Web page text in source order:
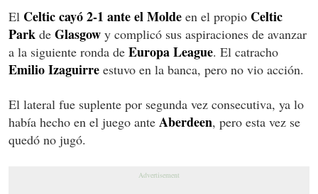
El Celtic cayó 2-1 ante el Molde en el propio Celtic
Park de Glasgow y complicó sus aspiraciones de avanzar
a la siguiente ronda de Europa League. El catracho
Emilio Izaguirre estuvo en la banca, pero no vio acción.
El lateral fue suplente por segunda vez consecutiva, ya lo
había hecho en el juego ante Aberdeen, pero esta vez se
quedó no jugó.